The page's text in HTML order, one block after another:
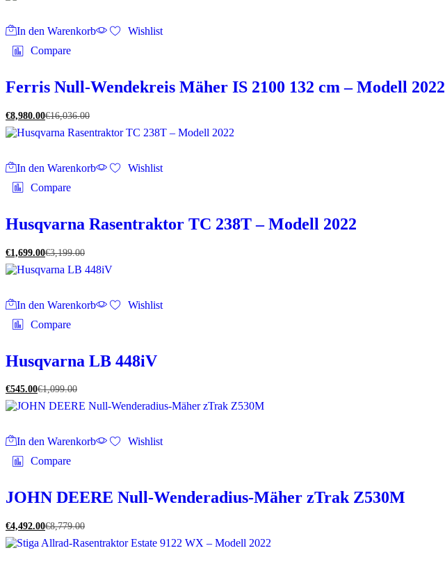
In den Warenkorb
Wishlist
Compare
Ferris Null-Wendekreis Mäher IS 2100 132 cm – Modell 2022
€8,980.00€16,036.00
In den Warenkorb
Wishlist
Compare
Husqvarna Rasentraktor TC 238T – Modell 2022
€1,699.00€3,199.00
In den Warenkorb
Wishlist
Compare
Husqvarna LB 448iV
€545.00€1,099.00
In den Warenkorb
Wishlist
Compare
JOHN DEERE Null-Wenderadius-Mäher zTrak Z530M
€4,492.00€8,779.00